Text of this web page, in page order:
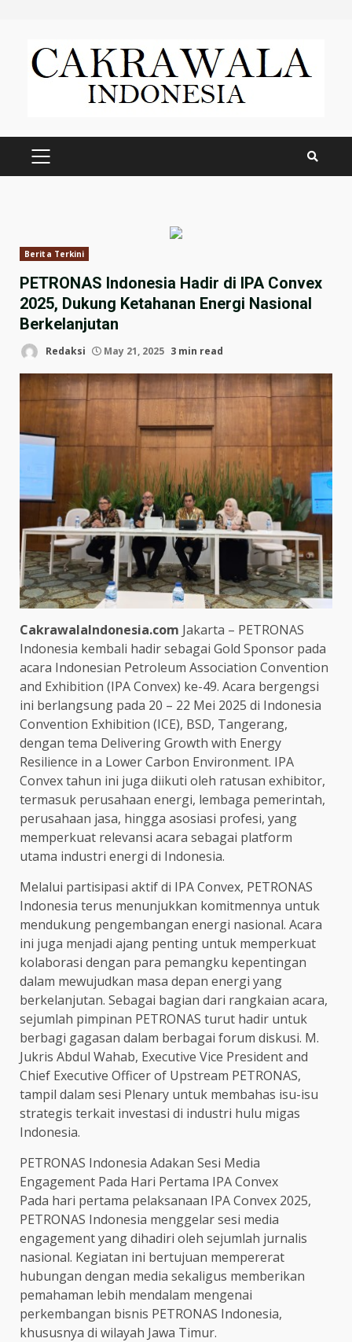
content
PRIMARY
Berita Terkini
PETRONAS Indonesia Hadir di IPA Convex
2025, Dukung Ketahanan Energi Nasional
Berkelanjutan
Redaksi May 21, 2025 3 min read
CakrawalaIndonesia.com Jakarta – PETRONAS
Indonesia kembali hadir sebagai Gold Sponsor pada
acara Indonesian Petroleum Association Convention
and Exhibition (IPA Convex) ke-49. Acara bergengsi
ini berlangsung pada 20 – 22 Mei 2025 di Indonesia
Convention Exhibition (ICE), BSD, Tangerang,
dengan tema Delivering Growth with Energy
Resilience in a Lower Carbon Environment. IPA
Convex tahun ini juga diikuti oleh ratusan exhibitor,
termasuk perusahaan energi, lembaga pemerintah,
perusahaan jasa, hingga asosiasi profesi, yang
memperkuat relevansi acara sebagai platform
utama industri energi di Indonesia.
Melalui partisipasi aktif di IPA Convex, PETRONAS
Indonesia terus menunjukkan komitmennya untuk
mendukung pengembangan energi nasional. Acara
ini juga menjadi ajang penting untuk memperkuat
kolaborasi dengan para pemangku kepentingan
dalam mewujudkan masa depan energi yang
berkelanjutan. Sebagai bagian dari rangkaian acara,
sejumlah pimpinan PETRONAS turut hadir untuk
berbagi gagasan dalam berbagai forum diskusi. M.
Jukris Abdul Wahab, Executive Vice President and
Chief Executive Officer of Upstream PETRONAS,
tampil dalam sesi Plenary untuk membahas isu-isu
strategis terkait investasi di industri hulu migas
Indonesia.
PETRONAS Indonesia Adakan Sesi Media
Engagement Pada Hari Pertama IPA Convex
Pada hari pertama pelaksanaan IPA Convex 2025,
PETRONAS Indonesia menggelar sesi media
engagement yang dihadiri oleh sejumlah jurnalis
nasional. Kegiatan ini bertujuan mempererat
hubungan dengan media sekaligus memberikan
pemahaman lebih mendalam mengenai
perkembangan bisnis PETRONAS Indonesia,
khususnya di wilayah Jawa Timur.